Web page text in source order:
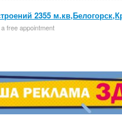
2355
free appointment